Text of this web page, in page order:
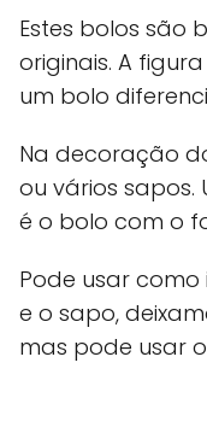
Estes bolos são
originais. A
um bolo
Na decoração
ou vários sapos.
é o bolo com o
Pode usar
e o sapo,
mas pode usar